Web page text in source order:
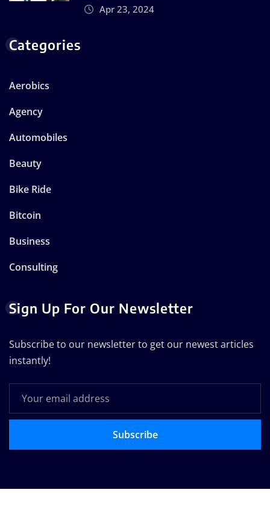
Apr 23, 2024
Categories
Aerobics
Agency
Automobiles
Beauty
Bike Ride
Bitcoin
Business
Consulting
Sign Up For Our Newsletter
Subscribe to our newsletter to get our newest articles
instantly!
Subscribe